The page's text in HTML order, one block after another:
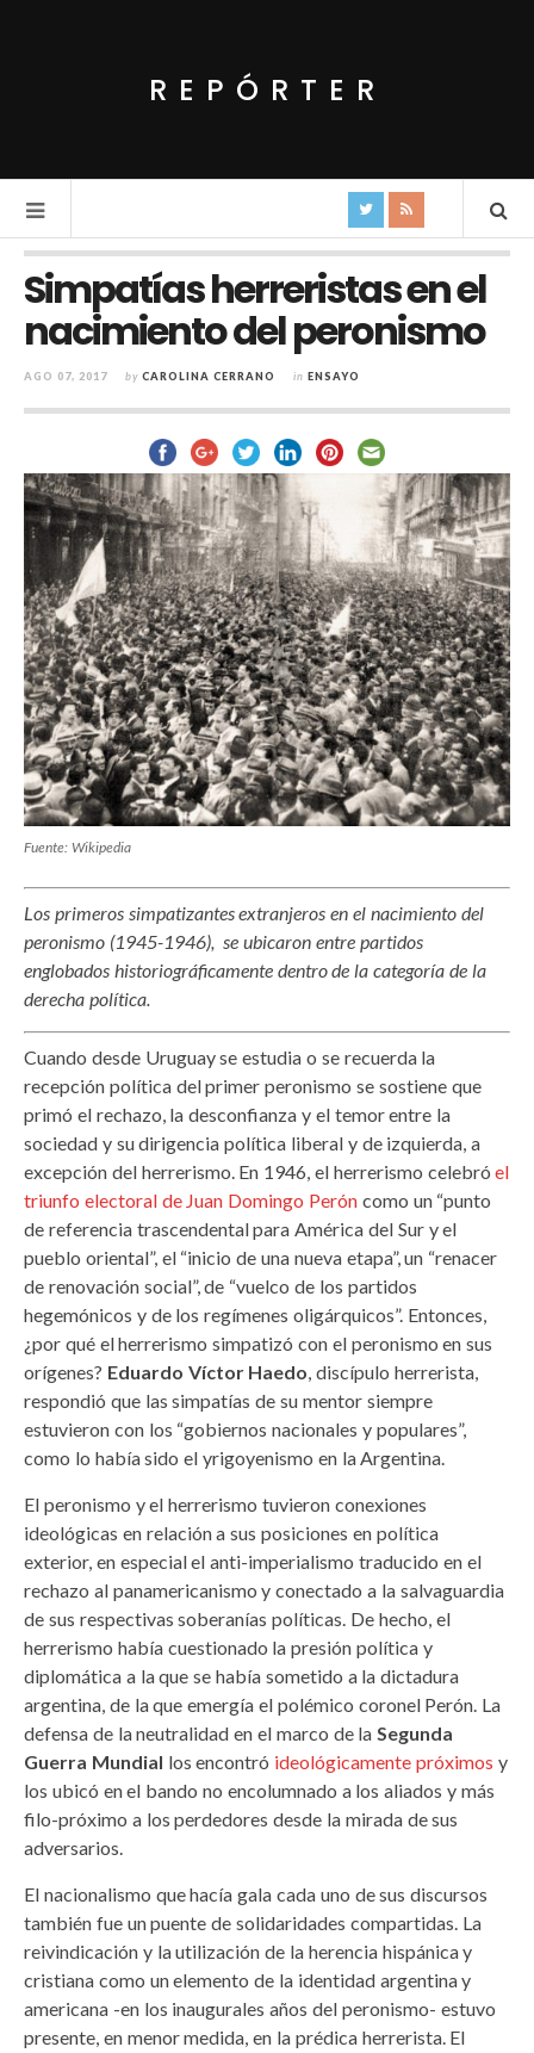
REPÓRTER
Simpatías herreristas en el
nacimiento del peronismo
AGO 07, 2017 by CAROLINA CERRANO in ENSAYO
Fuente: Wikipedia
Los primeros sim­patizantes extranjeros en el nacimiento del
peronismo (1945-1946), se ubicaron entre partidos
englobados historiográficamente dentro de la categoría de la
derecha política.
Cuando desde Uruguay se estudia o se recuerda la
recepción política del primer peronismo se sostiene que
primó el rechazo, la desconfianza y el temor entre la
sociedad y su dirigencia política liberal y de izquierda, a
excepción del herrerismo. En 1946, el herrerismo celebróel
triunfo electoral de Juan Domingo Perón como un “punto
de referencia trascendental para América del Sur y el
pueblo oriental”, el “inicio de una nueva etapa”, un “renacer
de renovación social”, de “vuelco de los partidos
hegemónicos y de los regímenes oligárquicos”. Entonces,
¿por qué el herrerismo simpatizó con el peronismo en sus
orígenes? Eduardo Víctor Haedo, discípulo herrerista,
respondió que las simpatías de su mentor siempre
estuvieron con los “gobiernos nacionales y populares”,
como lo había sido el yrigoyenismo en la Argentina.
El peronismo y el herrerismo tuvieron conexiones
ideológicas en relación a sus posiciones en política
exterior, en especial el anti-imperialismo traducido en el
rechazo al panamericanismo y conectado a la salvaguardia
de sus respectivas soberanías políticas. De hecho, el
herrerismo había cuestionado la presión política y
diplomática a la que se había sometido a la dictadura
argentina, de la que emergía el polémico coronel Perón. La
defensa de la neutralidad en el marco de laSegunda
Guerra Mundial los encontró ideológicamente próximos y
los ubicó en el bando no encolumnado a los aliados y más
filo-próximo a los perdedores desde la mirada de sus
adversarios.
El nacionalismo que hacía gala cada uno de sus discursos
también fue un puente de solidaridades compartidas. La
reivindicación y la utilización de la herencia hispánica y
cristiana como un elemento de la identidad argentina y
americana -en los inaugurales años del peronismo- estuvo
presente, en menor medida, en la prédica herrerista. El